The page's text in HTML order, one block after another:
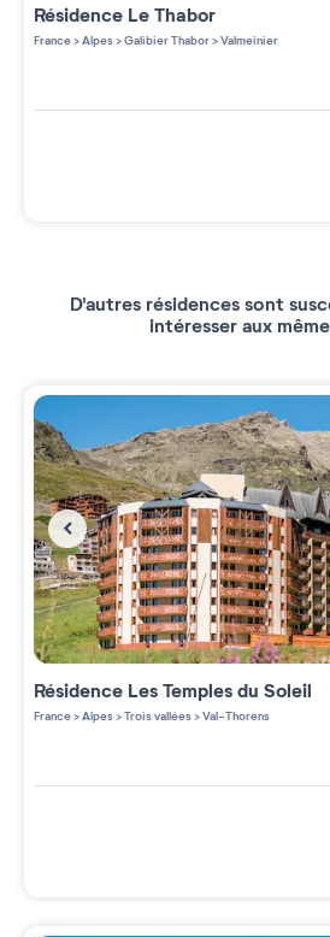
Résidence Le Thabor
France>Alpes>Galibier Thabor>Valmeinier
D'autres résidences sont
intéresser aux
Résidence Les Temples du Soleil
France>Alpes>Trois vallées>Val-Thorens